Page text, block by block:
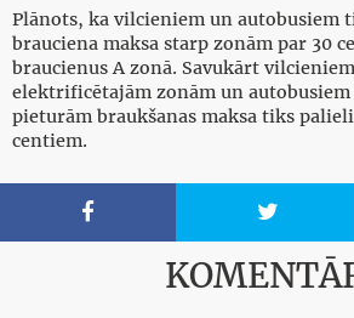
Plānots, ka vilcieniem un autobusiem
brauciena maksa starp zonām par 30
braucienus A zonā. Savukārt
elektrificētajām zonām un autobusiem
pieturām braukšanas maksa tiks
centiem.
 